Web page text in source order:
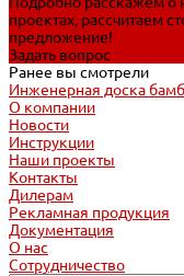
проектах, рассчитаем
предложение!
Задать вопрос
Ранее вы смотрели
Инженерная доска
О компании
Новости
Инструкции
Наши проекты
Контакты
Дилерам
Рекламная продукция
Документация
О нас
Сотрудничество